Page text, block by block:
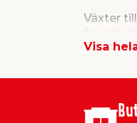
Växter
Visa